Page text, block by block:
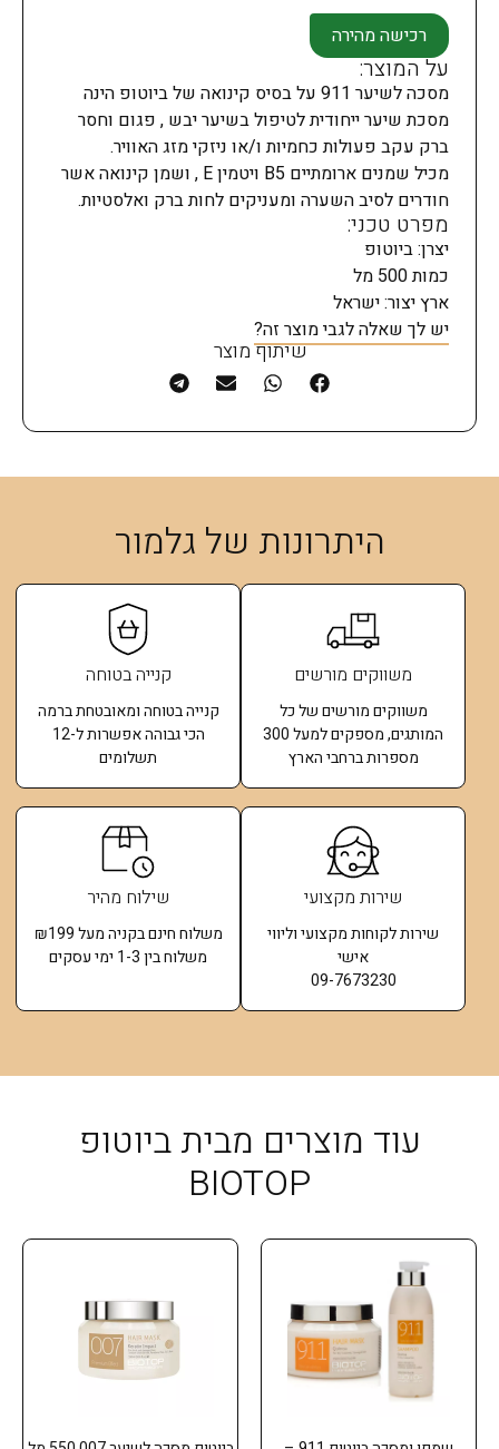
רכישה מהירה
על המוצר:
מסכה לשיער 911 על בסיס קינואה של ביוטופ הינה
מסכת שיער ייחודית לטיפול בשיער יבש , פגום וחסר
ברק עקב פעולות כחמיות ו/או ניזקי מזג האוויר.
מכיל שמנים ארומתיים B5 ויטמין E , ושמן קינואה אשר
חודרים לסיב השערה ומעניקים לחות ברק ואלסטיות.
מפרט טכני:
יצרן: ביוטופ
כמות 500 מל
ארץ יצור: ישראל
יש לך שאלה לגבי מוצר זה?
שיתוף מוצר
היתרונות של גלמור
משווקים מורשים
משווקים מורשים של כל
המותגים, מספקים למעל 300
מספרות ברחבי הארץ
קנייה בטוחה
קנייה בטוחה ומאובטחת ברמה
הכי גבוהה אפשרות ל-12
תשלומים​
שירות מקצועי
שירות לקוחות מקצועי וליווי
אישי
09-7673230
שילוח מהיר
משלוח חינם בקניה מעל ₪199
משלוח בין 1-3 ימי עסקים
עוד מוצרים מבית ביוטופ
BIOTOP